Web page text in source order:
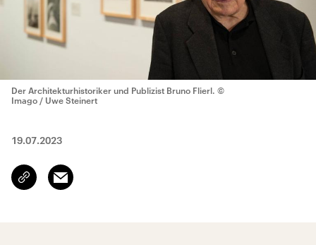
Der Architekturhistoriker und Publizist Bruno Flierl. ©
Imago / Uwe Steinert
19.07.2023
Link
kopieren/teilen
Email